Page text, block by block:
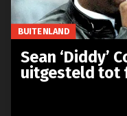
BUITENLAND
Sean ‘Diddy’
uitgesteld tot